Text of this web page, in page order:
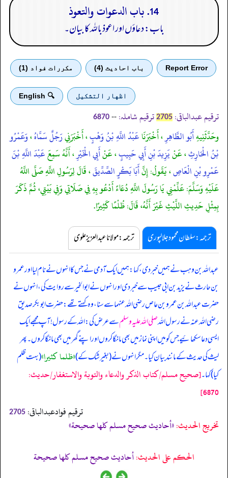
14. باب الدعوات والتعوذ
باب: دعاؤں اور اعوذ باللہ کا بیان۔
Report Error باب احادیث (4) مكررات فواد (1)
اظهار التشكيل 🔍 English
ترقیم عبدالباقی: 2705 ترقیم شاملہ: --
6870
وحَدَّثَنِيهِأَبُو الطَّاهِرِ، أَخْبَرَنَاعَبْدُ اللَّهِ بْنُ وَهْبٍ، أَخْبَرَنِيرَجُلٌ سَمَّاهُ،وَعَمْرُو
بْنُ الْحَارِثِ، عَنْيَزِيدَ بْنِ أَبِي حَبِيبٍ، عَنْأَبِي الْخَيْرِ، أَنَّهُ سَمِعَعَبْدَ اللَّهِ بْنَ
عَمْرِو بْنِ الْعَاصِ، يَقَولُ: إِنَّأَبَا بَكْرٍ الصِّدِّيقَ، قَالَ لِرَسُولِ اللَّهِ صَلَّى اللَّهُ
عَلَيْهِ وَسَلَّمَ: عَلِّمْنِي يَا رَسُولَ اللَّهِ دُعَاءً أَدْعُو بِهِ فِي صَلَاتِي وَفِي بَيْتِي، ثُمَّ ذَكَرَ
بِمِثْلِ حَدِيثِ اللَّيْثِ غَيْرَ أَنَّهُ، قَالَ: ظُلْمًا كَثِيرًا.
ترجمہ:سلطان محمود جلالپوری ترجمہ:مولانا عبدالعزیز علوی
عبداللہ بن وہب نے ہمیں خبر دی، کہا: ہمیں ایک آدمی نے جس کا انہوں نے نام لیا اور عمرو
بن حارث نے یزید بن ابی حبیب سے خبر دی اور انہوں نے ابوالخیر سے روایت کی، انہوں نے
حضرت عبداللہ بن عمرو بن عاص رضی اللہ عنہما سے سنا، وہ کہتے تھے: حضرت ابوبکر صدیق
رضی اللہ عنہ نے رسول اللہصلی اللہ علیہ وسلمسے عرض کی: اللہ کے رسول! آپ مجھے ایک
ایسی دعا سکھائیے جس کو میں اپنی نماز میں بھی مانگا کروں اور اپنے گھر میں بھی مانگا کروں۔ پھر
لیث کی حدیث کے مانند بیان کیا۔ مگر انہوں نے (بغیر شک کے)«ظلما کثیرا»(بہت ظلم
کیا) کہا۔[صحيح مسلم/كتاب الذكر والدعاء والتوبة والاستغفار/حدیث:
6870]
ترقیم فوادعبدالباقی: 2705
تخریج الحدیث:«أحاديث صحيح مسلم كلها صحيحة»
الحكم على الحديث:أحاديث صحيح مسلم كلها صحيحة